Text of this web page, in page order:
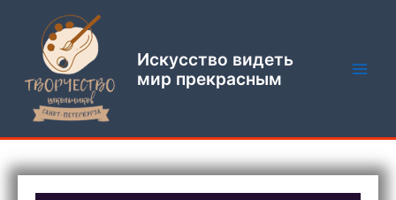
содержимому
Искусство видеть
мир прекрасным